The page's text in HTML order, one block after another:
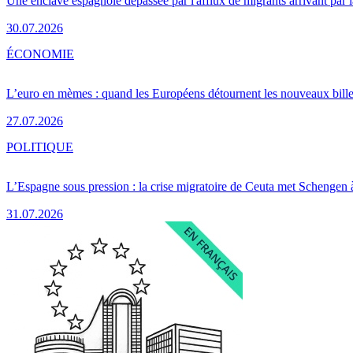
30.07.2026
L’euro en mèmes : quand les Européens détournent les nouveaux
27.07.2026
ÉCONOMIE
L’Espagne sous pression : la crise migratoire de Ceuta met Schengen
31.07.2026
POLITIQUE